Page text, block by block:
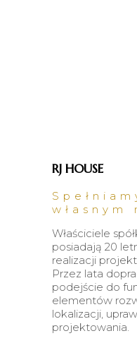
RJ HOUSE
własnym
Właściciele
posiadają 20
realizacji
Przez lata
podejście do
elementów
lokalizacji,
projektowania.